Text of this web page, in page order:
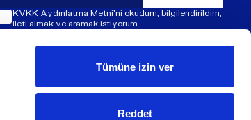
Tümüne izin ver
Reddet
KVKK Aydınlatma Metni'ni okudum, bilgilendirildim,
ileti almak ve aramak istiyorum.
© ​​2026 ÜNLÜ & Co. Tüm hakları saklıdır.